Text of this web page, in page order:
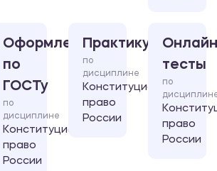
Оформление
по
ГОСТу
по
дисциплине
Конституционное
право
России
Практикум
по
дисциплине
Конституционное
право
России
тесты
по
право
России